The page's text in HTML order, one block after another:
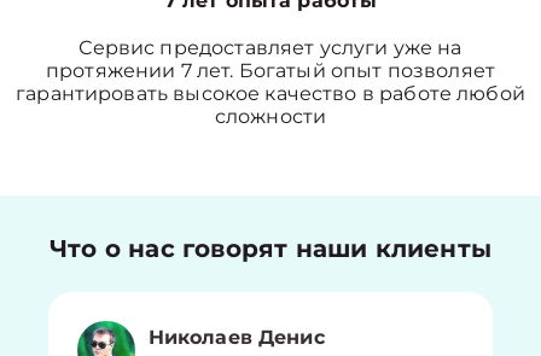
Сервис предоставляет услуги уже на
протяжении 7 лет. Богатый опыт позволяет
гарантировать высокое качество в работе любой
сложности
Что о нас говорят наши клиенты
Николаев Денис